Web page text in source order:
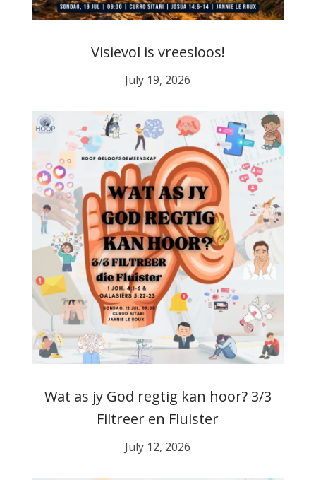
Visievol is vreesloos!
July 19, 2026
Wat as jy God regtig kan hoor? 3/3
Filtreer en Fluister
July 12, 2026